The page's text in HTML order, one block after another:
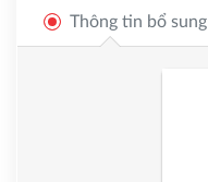
Thông tin bổ sung